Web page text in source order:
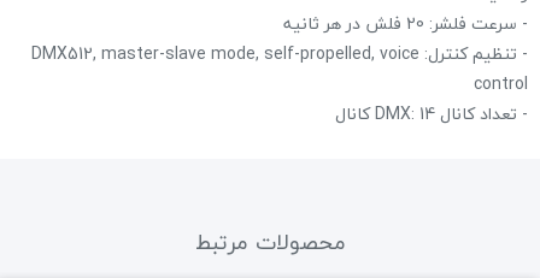
- سرعت فلشر: 20 فلش در هر ثانیه
- تنظیم کنترل: DMX512, master-slave mode, self-propelled, voice
control
- تعداد کانال DMX: 14 کانال
محصولات مرتبط